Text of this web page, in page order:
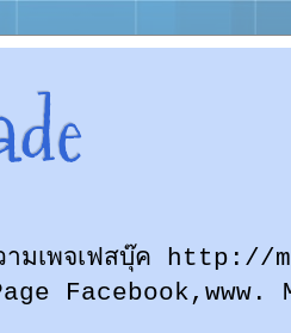
วามเพจเฟสบุ๊ค http://
Facebook,www.